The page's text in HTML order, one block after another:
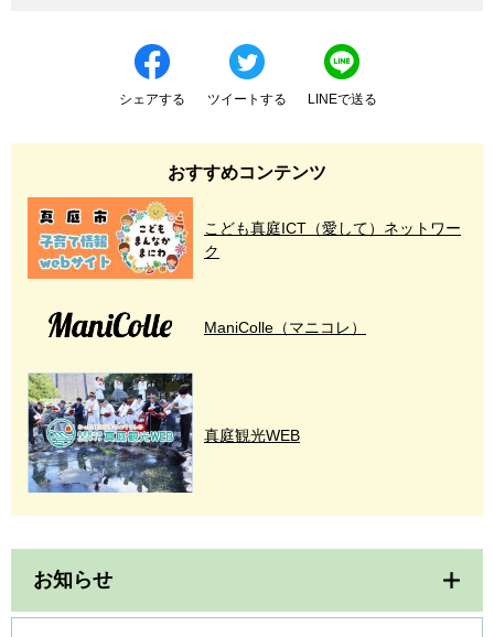
シェアする ツイートする LINEで送る
おすすめコンテンツ
こども真庭ICT（愛して）ネットワー
ク
ManiColle（マニコレ）
真庭観光WEB
お知らせ